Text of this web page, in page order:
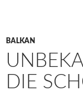
BALKAN
DIE